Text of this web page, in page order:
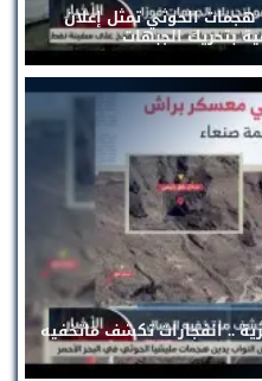
هجمات الحوثي تمثل إعلان
بتحريك الجبهات
.. انفجارات تكشف ماتخفيه